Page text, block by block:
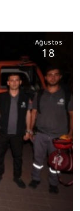
Ağustos
18